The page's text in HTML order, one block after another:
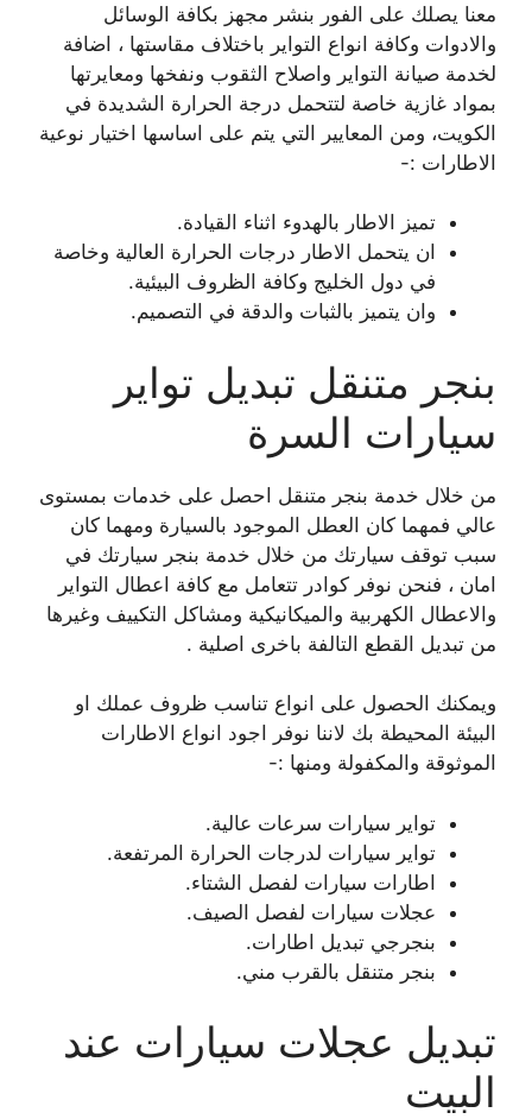
معنا يصلك على الفور بنشر مجهز بكافة الوسائل
والادوات وكافة انواع التواير باختلاف مقاستها ، اضافة
لخدمة صيانة التواير واصلاح الثقوب ونفخها ومعايرتها
بمواد غازية خاصة لتتحمل درجة الحرارة الشديدة في
الكويت، ومن المعايير التي يتم على اساسها اختيار نوعية
الاطارات :-
تميز الاطار بالهدوء اثناء القيادة.
ان يتحمل الاطار درجات الحرارة العالية وخاصة
في دول الخليج وكافة الظروف البيئية.
وان يتميز بالثبات والدقة في التصميم.
بنجر متنقل تبديل تواير
سيارات السرة
من خلال خدمة بنجر متنقل احصل على خدمات بمستوى
عالي فمهما كان العطل الموجود بالسيارة ومهما كان
سبب توقف سيارتك من خلال خدمة بنجر سيارتك في
امان ، فنحن نوفر كوادر تتعامل مع كافة اعطال التواير
والاعطال الكهربية والميكانيكية ومشاكل التكييف وغيرها
من تبديل القطع التالفة باخرى اصلية .
ويمكنك الحصول على انواع تناسب ظروف عملك او
البيئة المحيطة بك لاننا نوفر اجود انواع الاطارات
الموثوقة والمكفولة ومنها :-
تواير سيارات سرعات عالية.
تواير سيارات لدرجات الحرارة المرتفعة.
اطارات سيارات لفصل الشتاء.
عجلات سيارات لفصل الصيف.
بنجرجي تبديل اطارات.
بنجر متنقل بالقرب مني.
تبديل عجلات سيارات عند
البيت